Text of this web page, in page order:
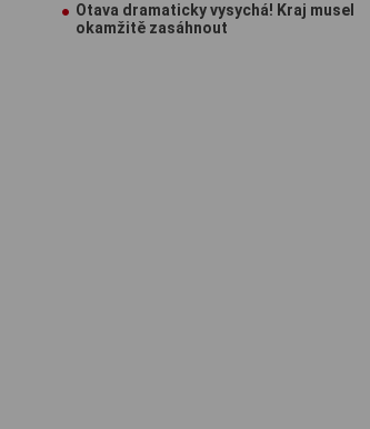
Otava dramaticky vysychá! Kraj musel
okamžitě zasáhnout